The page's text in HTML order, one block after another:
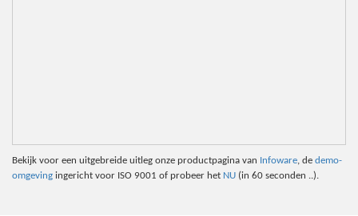
Bekijk voor een uitgebreide uitleg onze productpagina van Infoware, de demo-
omgeving ingericht voor ISO 9001 of probeer het NU (in 60 seconden ..).